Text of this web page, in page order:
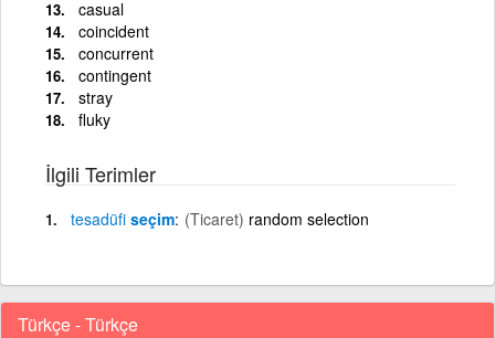
casual
coincident
concurrent
contingent
stray
fluky
İlgili Terimler
tesadüfi seçim (Ticaret) random selection
Türkçe - Türkçe